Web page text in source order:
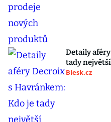
Detaily
tady
Blesk.cz